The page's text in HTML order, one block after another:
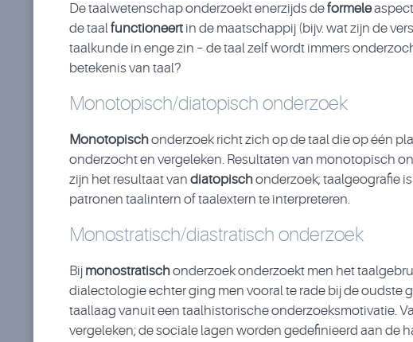
De taalwetenschap onderzoekt enerzijds deformele
de taalfunctioneert in de maatschappij (bijv. wat zijn de
taalkunde in enge zin – de taal zelf wordt immers
betekenis van taal?
Monotopisch/diatopisch onderzoek
Monotopischonderzoek richt zich op de taal die op één
onderzocht en vergeleken. Resultaten van monotopisch
zijn het resultaat van diatopischonderzoek; taalgeografie
patronen taalintern of taalextern te interpreteren.
Monostratisch/diastratisch onderzoek
Bij monostratischonderzoek onderzoekt men het
dialectologie echter ging men vooral te rade bij de oudste
taallaag vanuit een taalhistorische onderzoeksmotivatie.
vergeleken; de sociale lagen worden gedefinieerd aan de